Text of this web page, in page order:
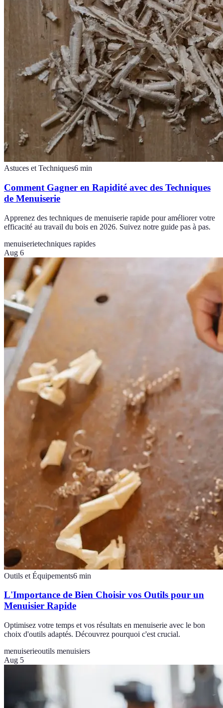
Astuces et Techniques6 min
Comment Gagner en Rapidité avec des Techniques
de Menuiserie
Apprenez des techniques de menuiserie rapide pour améliorer votre
efficacité au travail du bois en 2026. Suivez notre guide pas à pas.
menuiserietechniques rapides
Aug 6
Outils et Équipements6 min
L'Importance de Bien Choisir vos Outils pour un
Menuisier Rapide
Optimisez votre temps et vos résultats en menuiserie avec le bon
choix d'outils adaptés. Découvrez pourquoi c'est crucial.
menuiserieoutils menuisiers
Aug 5